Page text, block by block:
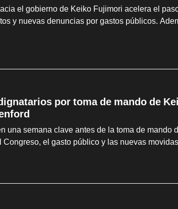
el gobierno de Keiko Fujimori acelera el
y nuevas denuncias por gastos públicos.
por toma de mando de
una semana clave antes de la toma de
Congreso, el gasto público y las nuevas